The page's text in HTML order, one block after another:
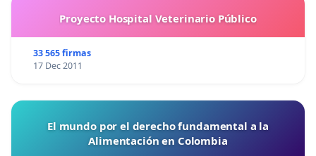
Proyecto Hospital Veterinario Público
33 565 firmas
17 Dec 2011
El mundo por el derecho fundamental a la
Alimentación en Colombia